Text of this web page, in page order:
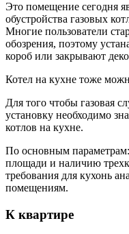
Это помещение сегодня
обустройства газовых
Многие пользователи
обозрения, поэтому
короб или закрывают
Котел на кухне тоже
Для того чтобы газовая
установку необходимо
котлов на кухне.
По основным
площади и наличию
требования для кухонь
помещениям.
К квартире